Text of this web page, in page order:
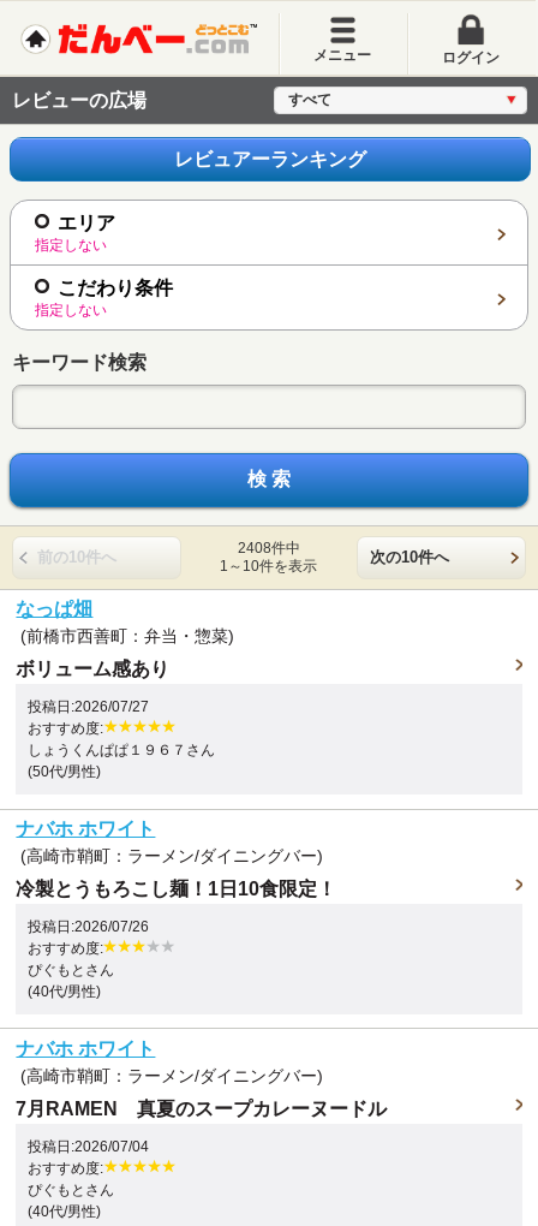
メニュー ログイン
レビューの広場 すべて
レビュアーランキング
エリア
指定しない
こだわり条件
指定しない
キーワード検索
検 索
前の10件へ
2408件中
1～10件を表示
次の10件へ
なっぱ畑
(前橋市西善町：弁当・惣菜)
ボリューム感あり
投稿日:2026/07/27
おすすめ度:
しょうくんぱぱ１９６７さん
(50代/男性)
ナバホ ホワイト
(高崎市鞘町：ラーメン/ダイニングバー)
冷製とうもろこし麺！1日10食限定！
投稿日:2026/07/26
おすすめ度:
ぴぐもとさん
(40代/男性)
ナバホ ホワイト
(高崎市鞘町：ラーメン/ダイニングバー)
7月RAMEN 真夏のスープカレーヌードル
投稿日:2026/07/04
おすすめ度:
ぴぐもとさん
(40代/男性)